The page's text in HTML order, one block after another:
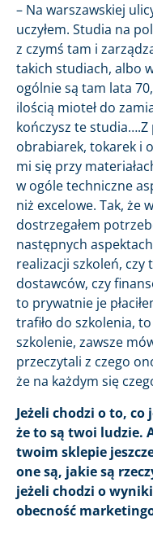
– Na warszawskiej
uczyłem. Studia na
z czymś tam i
takich studiach, albo
ogólnie są tam lata
ilością mioteł do
kończysz te
obrabiarek, tokarek i
mi się przy
w ogóle techniczne
niż excelowe. Tak, że
dostrzegałem
następnych
realizacji szkoleń,
dostawców, czy
to prywatnie je
trafiło do szkolenia,
szkolenie, zawsze
przeczytali z czego
że na każdym się
Jeżeli chodzi o to,
że to są twoi ludzie.
twoim sklepie
one są, jakie są
jeżeli chodzi o
obecność